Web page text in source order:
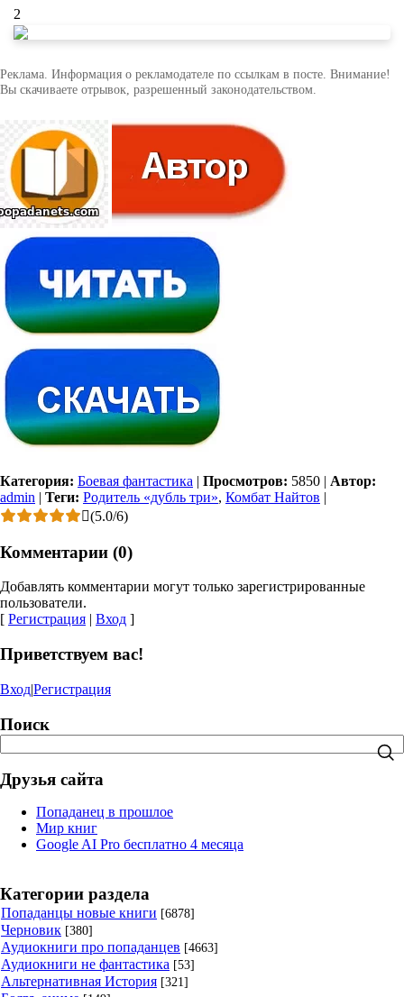
2
Реклама. Информация о рекламодателе по ссылкам в посте. Внимание!
Вы скачиваете отрывок, разрешенный законодательством.
Категория: Боевая фантастика | Просмотров: 5850 | Автор:
admin | Теги: Родитель «дубль три», Комбат Найтов |
(5.0/6)
Комментарии (0)
Добавлять комментарии могут только зарегистрированные
пользователи.
[ Регистрация | Вход ]
Приветствуем вас!
Вход|Регистрация
Поиск
Друзья сайта
Попаданец в прошлое
Мир книг
Google AI Pro бесплатно 4 месяца
Категории раздела
Попаданцы новые книги [6878]
Черновик [380]
Аудиокниги про попаданцев [4663]
Аудиокниги не фантастика [53]
Альтернативная История [321]